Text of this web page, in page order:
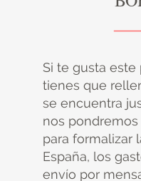
Si te gusta
tienes que
se encuentra
nos
para formalizar
España, los
envío por